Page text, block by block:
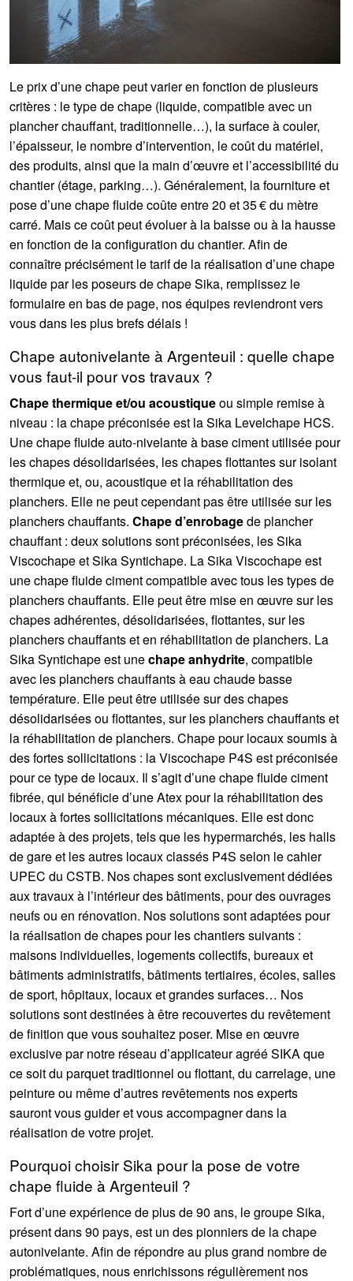
Le prix d’une chape peut varier en fonction de plusieurs
critères : le type de chape (liquide, compatible avec un
plancher chauffant, traditionnelle…), la surface à couler,
l’épaisseur, le nombre d’intervention, le coût du matériel,
des produits, ainsi que la main d’œuvre et l’accessibilité du
chantier (étage, parking…). Généralement, la fourniture et
pose d’une chape fluide coûte entre 20 et 35 € du mètre
carré. Mais ce coût peut évoluer à la baisse ou à la hausse
en fonction de la configuration du chantier. Afin de
connaître précisément le tarif de la réalisation d’une chape
liquide par les poseurs de chape Sika, remplissez le
formulaire en bas de page, nos équipes reviendront vers
vous dans les plus brefs délais !
Chape autonivelante à Argenteuil : quelle chape
vous faut-il pour vos travaux ?
Chape thermique et/ou acoustiqueou simple remise à
niveau : la chape préconisée est la Sika Levelchape HCS.
Une chape fluide auto-nivelante à base ciment utilisée pour
les chapes désolidarisées, les chapes flottantes sur isolant
thermique et, ou, acoustique et la réhabilitation des
planchers. Elle ne peut cependant pas être utilisée sur les
planchers chauffants. Chape d’enrobagede plancher
chauffant : deux solutions sont préconisées, les Sika
Viscochape et Sika Syntichape. La Sika Viscochape est
une chape fluide ciment compatible avec tous les types de
planchers chauffants. Elle peut être mise en œuvre sur les
chapes adhérentes, désolidarisées, flottantes, sur les
planchers chauffants et en réhabilitation de planchers. La
Sika Syntichape est unechape anhydrite, compatible
avec les planchers chauffants à eau chaude basse
température. Elle peut être utilisée sur des chapes
désolidarisées ou flottantes, sur les planchers chauffants et
la réhabilitation de planchers. Chape pour locaux soumis à
des fortes sollicitations : la Viscochape P4S est préconisée
pour ce type de locaux. Il s’agit d’une chape fluide ciment
fibrée, qui bénéficie d’une Atex pour la réhabilitation des
locaux à fortes sollicitations mécaniques. Elle est donc
adaptée à des projets, tels que les hypermarchés, les halls
de gare et les autres locaux classés P4S selon le cahier
UPEC du CSTB. Nos chapes sont exclusivement dédiées
aux travaux à l’intérieur des bâtiments, pour des ouvrages
neufs ou en rénovation. Nos solutions sont adaptées pour
la réalisation de chapes pour les chantiers suivants :
maisons individuelles, logements collectifs, bureaux et
bâtiments administratifs, bâtiments tertiaires, écoles, salles
de sport, hôpitaux, locaux et grandes surfaces… Nos
solutions sont destinées à être recouvertes du revêtement
de finition que vous souhaitez poser. Mise en œuvre
exclusive par notre réseau d’applicateur agréé SIKA que
ce soit du parquet traditionnel ou flottant, du carrelage, une
peinture ou même d’autres revêtements nos experts
sauront vous guider et vous accompagner dans la
réalisation de votre projet.
Pourquoi choisir Sika pour la pose de votre
chape fluide à Argenteuil ?
Fort d’une expérience de plus de 90 ans, le groupe Sika,
présent dans 90 pays, est un des pionniers de la chape
autonivelante. Afin de répondre au plus grand nombre de
problématiques, nous enrichissons régulièrement nos